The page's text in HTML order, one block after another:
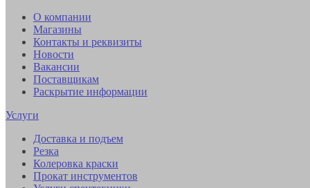
О компании
Магазины
Контакты и реквизиты
Новости
Вакансии
Поставщикам
Раскрытие информации
Услуги
Доставка и подъем
Резка
Колеровка краски
Прокат инструментов